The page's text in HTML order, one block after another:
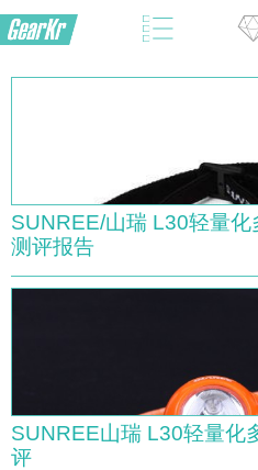
SUNREE/山瑞 L30轻量
测评报告
SUNREE山瑞 L30轻量化
评